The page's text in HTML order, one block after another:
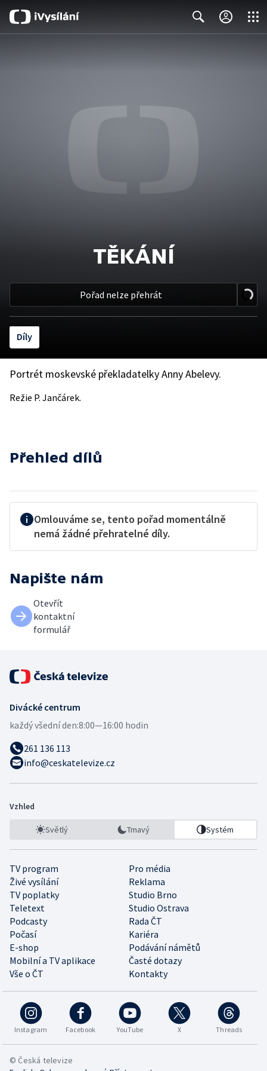
TĚKÁNÍ
Pořad nelze přehrát
Díly
Portrét moskevské překladatelky Anny Abelevy.
Režie P. Jančárek.
Přehled dílů
Omlouváme se, tento pořad momentálně
nemá žádné přehratelné díly.
Napište nám
Otevřít
kontaktní
formulář
Divácké centrum
každý všední den:8:00—16:00 hodin
261 136 113
info@ceskatelevize.cz
Vzhled
Světlý Tmavý Systém
TV program
Pro média
Živé vysílání
Reklama
TV poplatky
Studio Brno
Teletext
Studio Ostrava
Podcasty
Rada ČT
Počasí
Kariéra
E-shop
Podávání námětů
Mobilní a TV aplikace
Časté dotazy
Vše o ČT
Kontakty
Instagram Facebook YouTube X Threads
© Česká televize